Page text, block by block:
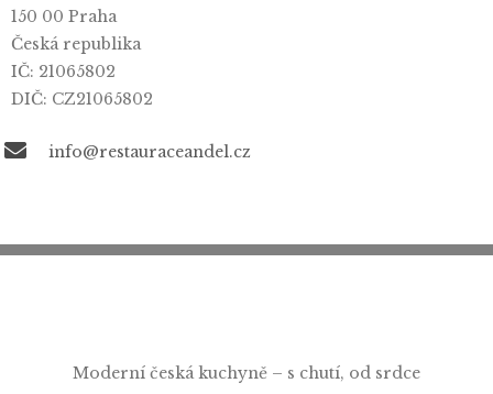
150 00 Praha
Česká republika
IČ: 21065802
DIČ: CZ21065802
info@restauraceandel.cz
Moderní česká kuchyně – s chutí, od srdce